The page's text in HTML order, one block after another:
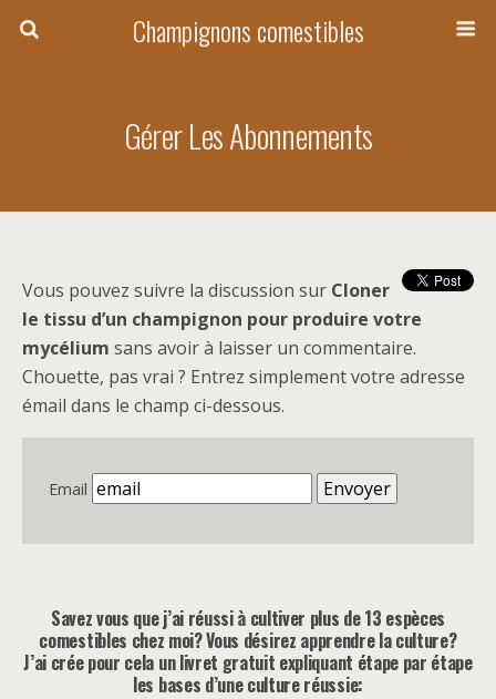
Champignons comestibles
Gérer Les Abonnements
Vous pouvez suivre la discussion sur Cloner
le tissu d’un champignon pour produire votre
mycélium sans avoir à laisser un commentaire.
Chouette, pas vrai ? Entrez simplement votre adresse
émail dans le champ ci-dessous.
Email
Savez vous que j’ai réussi à cultiver plus de 13 espèces
comestibles chez moi? Vous désirez apprendre la culture?
J’ai crée pour cela un livret gratuit expliquant étape par étape
les bases d’une culture réussie: